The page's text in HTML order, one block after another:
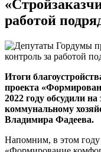
работой
Итоги
проекта
2022 году обсудили
коммунальному
Владимира Фадеева.
Напомним, в этом году